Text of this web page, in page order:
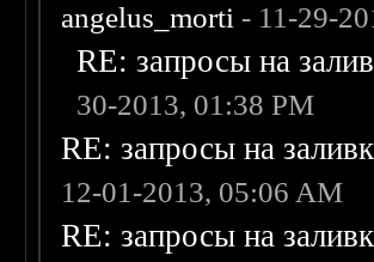
angelus_morti - 11-29-
RE: запросы на
30-2013, 01:38 PM
RE: запросы на
12-01-2013, 05:06 AM
RE: запросы на